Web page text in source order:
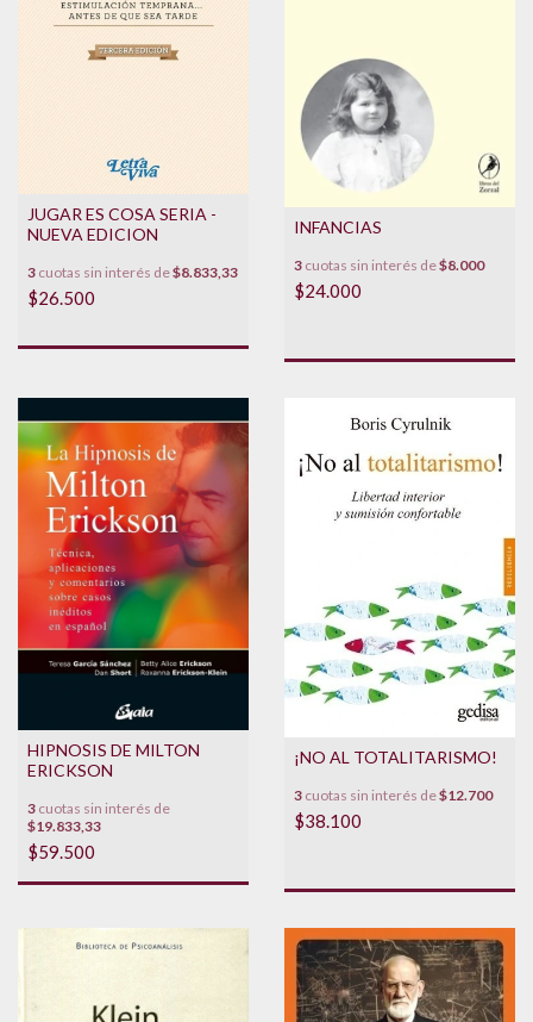
JUGAR ES COSA SERIA -
NUEVA EDICION
3 cuotas sin interés de$8.833,33
$26.500
INFANCIAS
3 cuotas sin interés de$8.000
$24.000
HIPNOSIS DE MILTON
ERICKSON
3 cuotas sin interés de
$19.833,33
$59.500
¡NO AL TOTALITARISMO!
3 cuotas sin interés de$12.700
$38.100